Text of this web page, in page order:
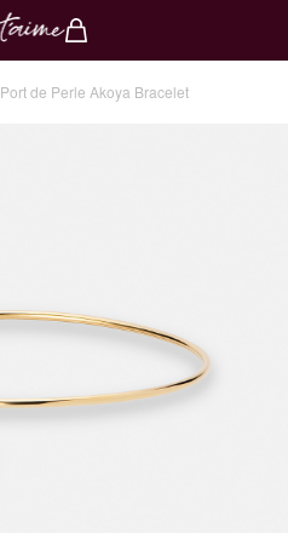
Port de Perle Akoya Bracelet